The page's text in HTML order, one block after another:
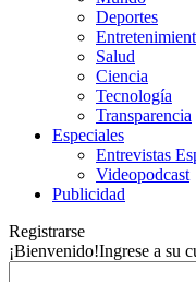
Deportes
Salud
Ciencia
Tecnología
Transparencia
Especiales
Entrevistas
Videopodcast
Publicidad
Registrarse
¡Bienvenido!Ingrese a su